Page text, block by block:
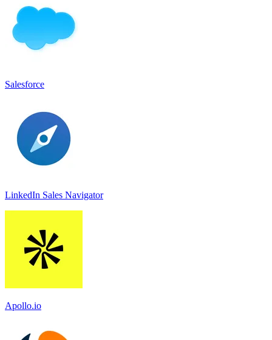
Salesforce
LinkedIn Sales Navigato‪r
Apollo.io